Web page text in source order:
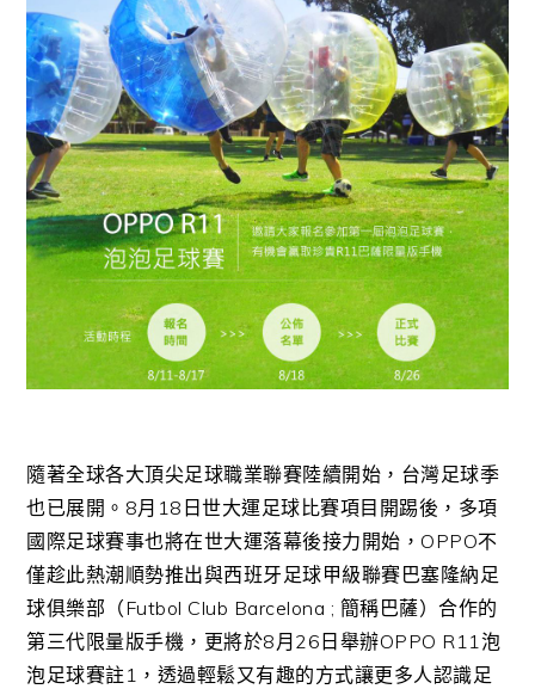
隨著全球各大頂尖足球職業聯賽陸續開始，台灣足球季
也已展開。8月18日世大運足球比賽項目開踢後，多項
國際足球賽事也將在世大運落幕後接力開始，OPPO不
僅趁此熱潮順勢推出與西班牙足球甲級聯賽巴塞隆納足
球俱樂部（Futbol Club Barcelona ; 簡稱巴薩）合作的
第三代限量版手機，更將於8月26日舉辦OPPO R11泡
泡足球賽註1，透過輕鬆又有趣的方式讓更多人認識足